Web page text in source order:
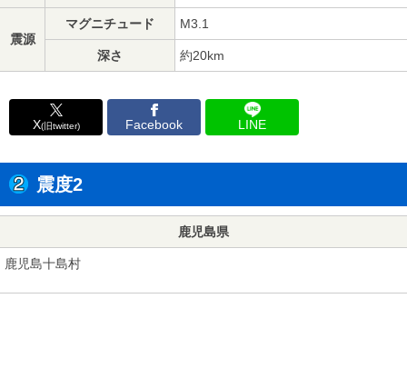
震源
マグニチュード M3.1
深さ 約20km
X(旧twitter) Facebook LINE
震度2
鹿児島県
鹿児島十島村